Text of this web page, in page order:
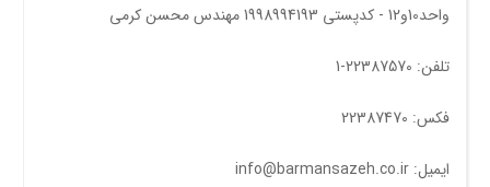
واحد10و12 - کدپستی 1998994193 مهندس محسن کرمی
تلفن: 22387570-1
فکس: 22387470
ایمیل: info@barmansazeh.co.ir